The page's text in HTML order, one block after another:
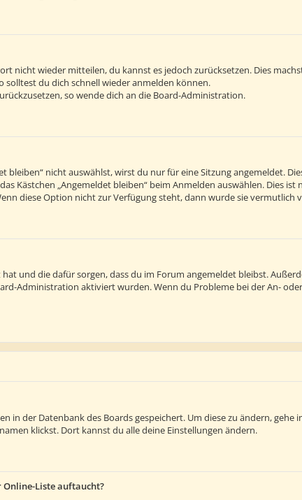
nicht wieder mitteilen, du kannst es jedoch zurücksetzen. Dies
solltest du dich schnell wieder anmelden können.
so wende dich an die Board-Administration.
bleiben“ nicht auswählst, wirst du nur für eine Sitzung angemeldet.
Kästchen „Angemeldet bleiben“ beim Anmelden auswählen. Dies
diese Option nicht zur Verfügung steht, dann wurde sie
hat und die dafür sorgen, dass du im Forum angemeldet bleibst.
Administration aktiviert wurden. Wenn du Probleme bei der An-
in der Datenbank des Boards gespeichert. Um diese zu ändern, gehe
klickst. Dort kannst du alle deine Einstellungen ändern.
Online-Liste auftaucht?